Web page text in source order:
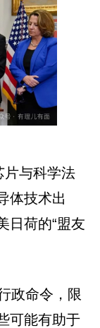
片与科学法
体技术出
日荷的“盟友
政命令，限
可能有助于